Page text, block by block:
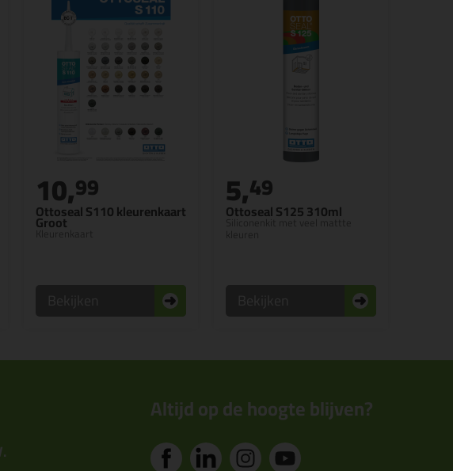
Ottoseal S110 kleurenkaart
Groot
Kleurenkaart
10,99
Ottoseal S125 310ml
Siliconenkit met veel mattte
5,49
Altijd op de hoogte blijven?